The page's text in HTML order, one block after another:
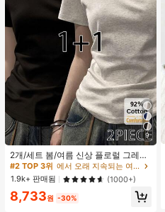
9
2개/세트 봄/여름 신상 플로럴 그레이
+ 블랙 반팔 티셔츠, 여성 슬림핏 솔리
드 컬러 언더셔츠 캐주얼
#2 TOP 3위
에서 오래 지속되는 여성 상의, 블라우스 & 티
높은 재방문 고객
#2 TOP 3위
에서 오래 지속되는 여성 상의, 블라우스 & 티
높은 재방문 고객
#2 TOP 3위
에서 오래 지속되는 여성 상의, 블라우스 & 티
높은 재방문 고객
#2 TOP 3위
에서 오래 지속되는 여성 상의, 블라우스 & 티
높은 재방문 고객
1.9k+ 판매됨 (1000+)
8,733원 -30%